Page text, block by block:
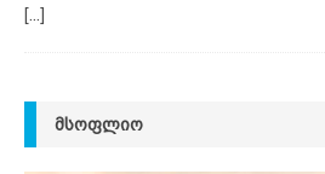
[...]
ᲛᲡᲝᲤᲚᲘᲝ